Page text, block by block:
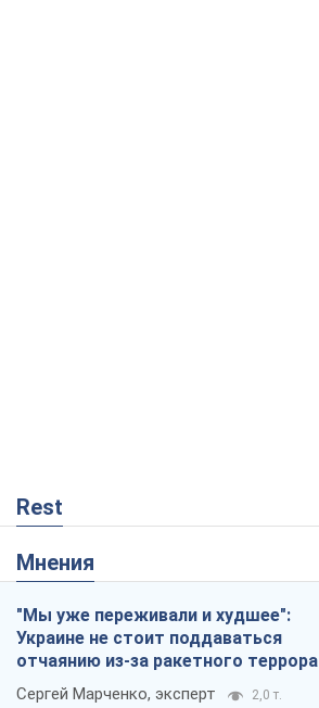
Rest
Мнения
"Мы уже переживали и худшее":
Украине не стоит поддаваться
отчаянию из-за ракетного террора
Сергей Марченко, эксперт 2,0 т.